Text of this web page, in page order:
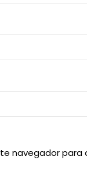
navegador para